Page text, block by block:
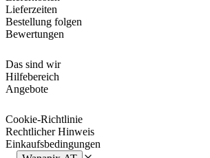
Lieferzeiten
Bestellung folgen
Bewertungen
Das sind wir
Hilfebereich
Angebote
Cookie-Richtlinie
Rechtlicher Hinweis
Einkaufsbedingungen